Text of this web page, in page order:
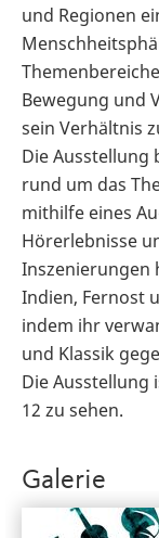
und Regionen
Bewegung und
sein Verhältnis
Die Ausstellung
rund um das
mithilfe eines
Hörerlebnisse
Inszenierungen
Indien, Fernost
indem ihr
und Klassik
Die Ausstellung
12 zu sehen.
Galerie